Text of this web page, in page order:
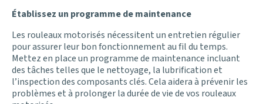
Établissez un programme de maintenance
Les rouleaux motorisés nécessitent un entretien régulier
pour assurer leur bon fonctionnement au fil du temps.
Mettez en place un programme de maintenance incluant
des tâches telles que le nettoyage, la lubrification et
l’inspection des composants clés. Cela aidera à prévenir les
problèmes et à prolonger la durée de vie de vos rouleaux